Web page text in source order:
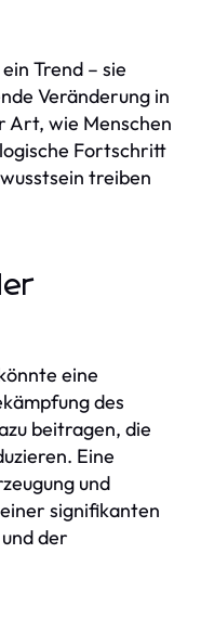
Trend – sie
Veränderung in
Art, wie Menschen
Fortschritt
treiben
eine
des
beitragen, die
Eine
und
signifikanten
der